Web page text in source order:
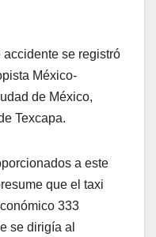
se registró
México-
de México,
Texcapa.
a este
que el taxi
333
se dirigía al